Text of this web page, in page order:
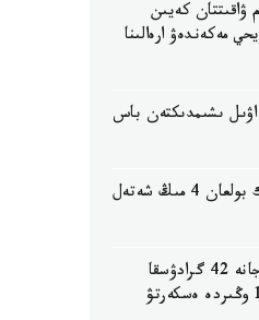
استام ۋاقىتتان كەيىن
مەكەندەۋ ارەالىنا
اۋىل ىشىمدىكتەن باس
شىلدەدە شەكارادان وتپەك بولعان 4 مىڭ شەتەل
نايزاعاي، شاڭدى داۋىل جانە 42 گرادۋسقا
دەيىنگى اپتاپ ىستىق: 17 وڭىردە ەسكەرتۋ